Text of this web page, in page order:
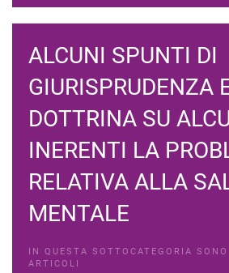
ALCUNI SPUNTI DI
GIURISPRUDENZA
DOTTRINA SU
INERENTI LA
RELATIVA ALLA
MENTALE
IN QUESTA SOTTOCATEGORIA
ARTICOLI